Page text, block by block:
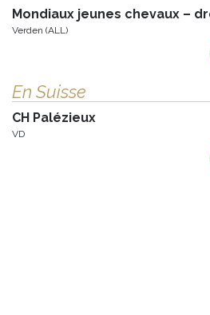
Mondiaux jeunes chevaux –
Verden (ALL)
En Suisse
CH Palézieux
VD